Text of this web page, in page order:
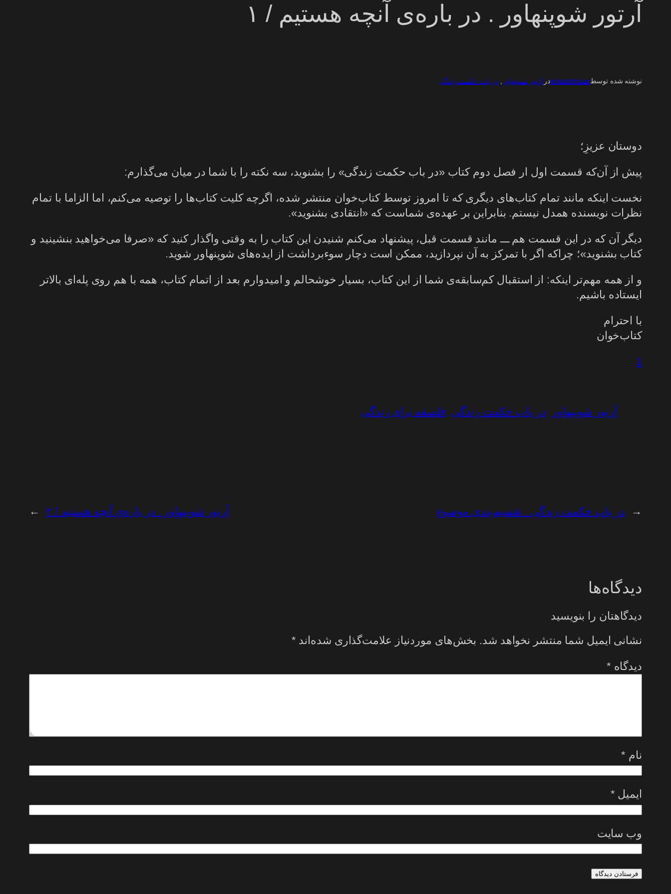
آرتور شوپنهاور . در باره‌ی آنچه هستیم / ۱
نوشته شده توسطketaabkhaanدر آرتور شوپنهاور , در باب حکمت زندگی
دوستان عزیزِ؛
پیش از آن‌که قسمت اول ار فصل دوم کتاب «در باب حکمت زندگی» را بشنوید، سه نکته را با شما در میان می‌گذارم:
نخست اینکه مانند تمام کتاب‌های دیگری که تا امروز توسط کتاب‌خوان منتشر شده، اگرچه کلیت کتاب‌ها را توصیه می‌کنم،‌ اما الزاما با تمام
نظرات نویسنده همدل نیستم. بنابراین بر عهده‌ی شماست که «انتقادی بشنوید».
دیگر آن که در این قسمت هم ـــ مانند قسمت قبل، پیشنهاد می‌کنم شنیدن این کتاب را به وقتی واگذار کنید که «صرفا می‌خواهید بنشینید و
کتاب بشنوید»؛ چراکه اگر با تمرکز به آن نپردازید، ممکن است دچار سوءبرداشت از ایده‌های شوپنهاور شوید.
و از همه مهم‌تر اینکه: از استقبال کم‌سابقه‌ی شما از این کتاب، بسیار خوشحالم و امیدوارم بعد از اتمام کتاب، همه با هم روی پله‌ای بالاتر
ایستاده باشیم.
با احترام
کتاب‌خوان
1
آرتور شوپنهاور در باب حکمت زندگی فلسفه برای زندگی
← در باب حکمت زندگی . تقسیم‌بندی موضوع آرتور شوپنهاور . در باره‌ی آنچه هستیم / ۲ →
دیدگاه‌ها
دیدگاهتان را بنویسید
نشانی ایمیل شما منتشر نخواهد شد. بخش‌های موردنیاز علامت‌گذاری شده‌اند *
دیدگاه *
نام *
ایمیل *
وب‌ سایت